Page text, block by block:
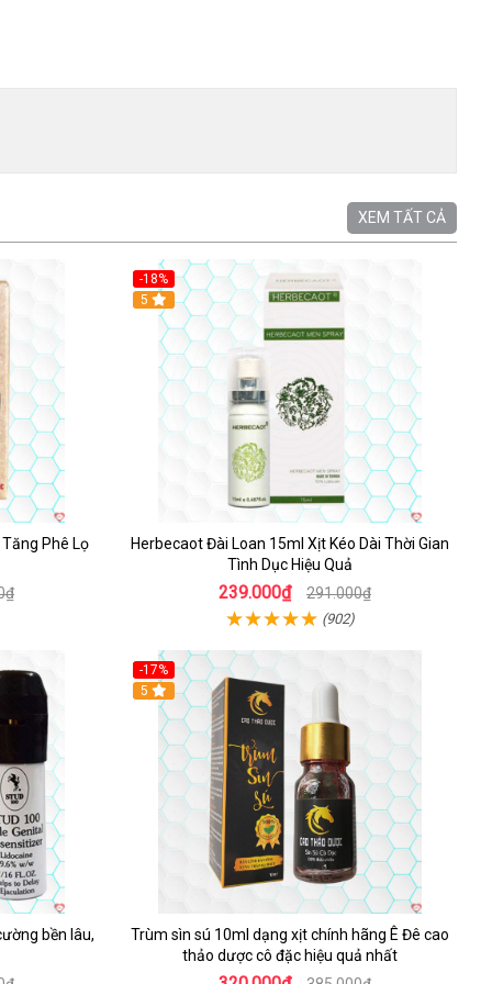
XEM TẤT CẢ
Phê Lọ
-18%
5
Herbecaot Đài Loan 15ml Xịt Kéo Dài Thời Gian
Tình Dục Hiệu Quả
239.000₫ 291.000₫
(902)
bền lâu,
-17%
5
Trùm sìn sú 10ml dạng xịt chính hãng Ê Đê cao
thảo dược cô đặc hiệu quả nhất